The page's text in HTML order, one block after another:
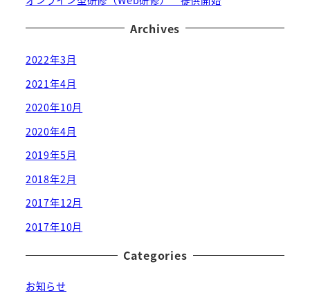
Archives
2022年3月
2021年4月
2020年10月
2020年4月
2019年5月
2018年2月
2017年12月
2017年10月
Categories
お知らせ